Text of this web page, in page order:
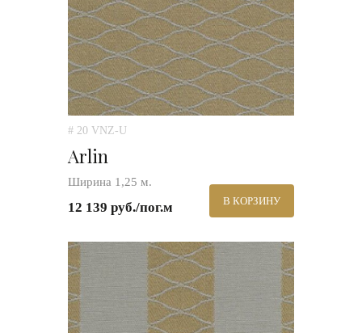
# 20 VNZ-U
Arlin
Ширина 1,25 м.
12 139 руб./пог.м В КОРЗИНУ